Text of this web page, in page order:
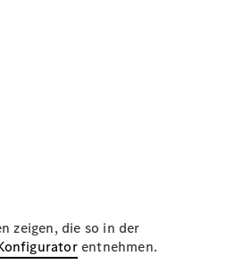
zeigen, die so in der
entnehmen.